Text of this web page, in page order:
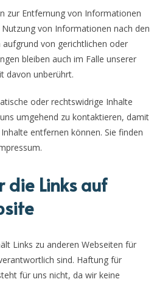
zur Entfernung von Informationen
von Informationen nach den
aufgrund von gerichtlichen oder
bleiben auch im Falle unserer
davon unberührt.
oder rechtswidrige Inhalte
umgehend zu kontaktieren, damit
entfernen können. Sie finden
die Links auf
Links zu anderen Webseiten für
sind. Haftung für
für uns nicht, da wir keine